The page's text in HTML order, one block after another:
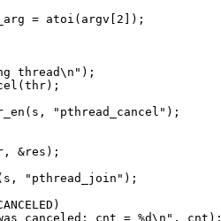
= atoi(argv[2]);
thread\n");
"pthread_cancel");
&res);
"pthread_join");
canceled; cnt = %d\n",